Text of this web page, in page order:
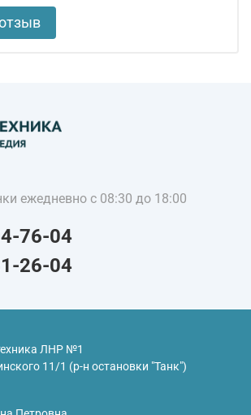
ежедневно с 08:30 до 18:00
76-04
26-04
ЛНР №1
11/1 (р-н остановки "Танк")